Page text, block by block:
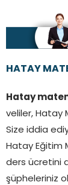
HATAY
Hatay
veliler, Hatay
Size iddia
Hatay Eğitim
ders ücretini
şüpheleriniz